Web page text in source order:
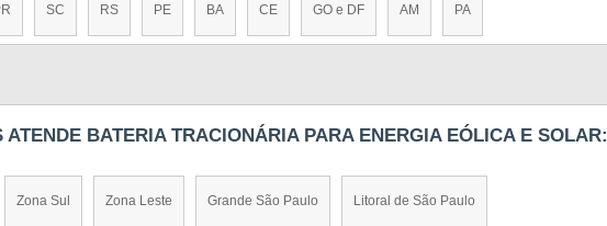
SC RS PE BA CE GO e DF AM PA
BATERIA TRACIONÁRIA PARA ENERGIA EÓLICA E SOLAR:
Zona Sul Zona Leste Grande São Paulo Litoral de São Paulo